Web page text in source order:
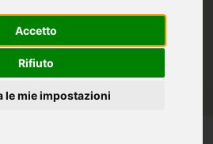
Accetto
Rifiuto
le mie impostazioni